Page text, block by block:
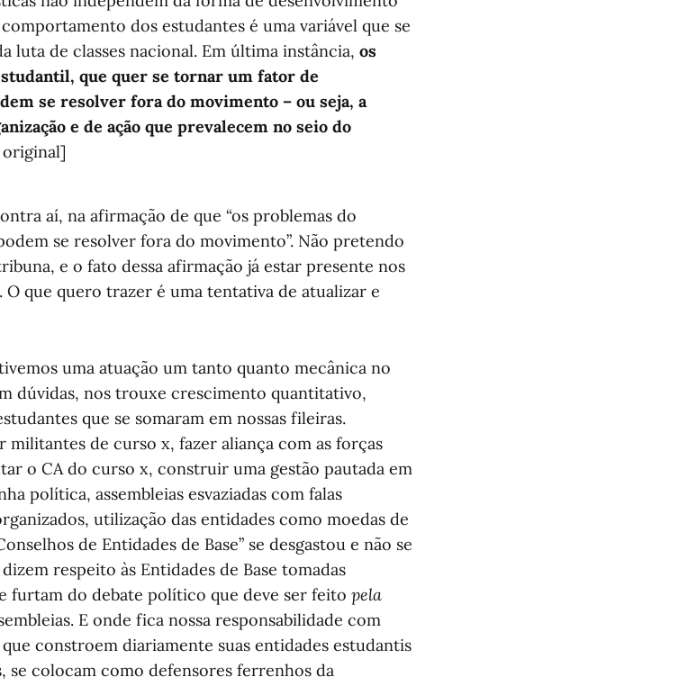
dos estudantes é uma variável que se
luta de classes nacional. Em última instância, os
que quer se tornar um fator de
se resolver fora do movimento – ou seja, a
e de ação que prevalecem no seio do
aí, na afirmação de que “os problemas do
se resolver fora do movimento”. Não pretendo
e o fato dessa afirmação já estar presente nos
que quero trazer é uma tentativa de atualizar e
uma atuação um tanto quanto mecânica no
dúvidas, nos trouxe crescimento quantitativo,
que se somaram em nossas fileiras.
de curso x, fazer aliança com as forças
o CA do curso x, construir uma gestão pautada em
política, assembleias esvaziadas com falas
utilização das entidades como moedas de
de Entidades de Base” se desgastou e não se
respeito às Entidades de Base tomadas
furtam do debate político que deve ser feito pela
E onde fica nossa responsabilidade com
constroem diariamente suas entidades estudantis
se colocam como defensores ferrenhos da